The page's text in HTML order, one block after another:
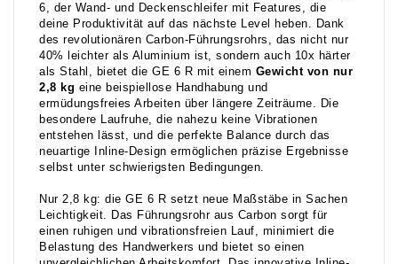
6, der Wand- und Deckenschleifer mit Features, die
deine Produktivität auf das nächste Level heben. Dank
des revolutionären Carbon-Führungsrohrs, das nicht nur
40% leichter als Aluminium ist, sondern auch 10x härter
als Stahl, bietet die GE 6 R mit einem Gewicht von nur
2,8 kg eine beispiellose Handhabung und
ermüdungsfreies Arbeiten über längere Zeiträume. Die
besondere Laufruhe, die nahezu keine Vibrationen
entstehen lässt, und die perfekte Balance durch das
neuartige Inline-Design ermöglichen präzise Ergebnisse
selbst unter schwierigsten Bedingungen.
Nur 2,8 kg: die GE 6 R setzt neue Maßstäbe in Sachen
Leichtigkeit. Das Führungsrohr aus Carbon sorgt für
einen ruhigen und vibrationsfreien Lauf, minimiert die
Belastung des Handwerkers und bietet so einen